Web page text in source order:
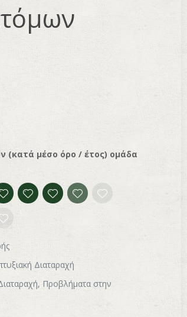
(κατά μέσο όρο / έτος) ομάδα
Διαταραχή
Προβλήματα στην